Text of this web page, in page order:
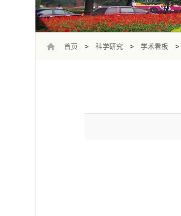
首页 > 科学研究 > 学术看板 >